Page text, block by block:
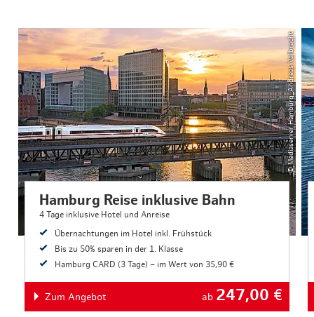
© Mediaserver Hamburg_Andreas Vallbracht
Hamburg Reise inklusive Bahn
4 Tage inklusive Hotel und Anreise
Übernachtungen im Hotel inkl. Frühstück
Bis zu 50% sparen in der 1. Klasse
Hamburg CARD (3 Tage) – im Wert von 35,90 €
Zum Angebot ab 247,00 €